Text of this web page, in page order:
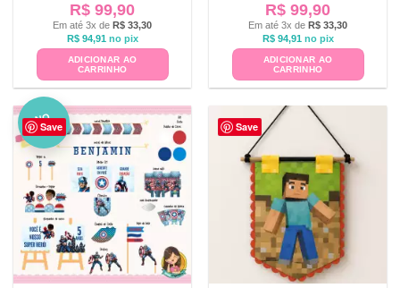
R$ 99,90
Em até 3x de R$ 33,30
R$94,91 no pix
ADICIONAR AO
CARRINHO
R$ 99,90
Em até 3x de R$ 33,30
R$94,91 no pix
ADICIONAR AO
CARRINHO
Save
NO
VO Save